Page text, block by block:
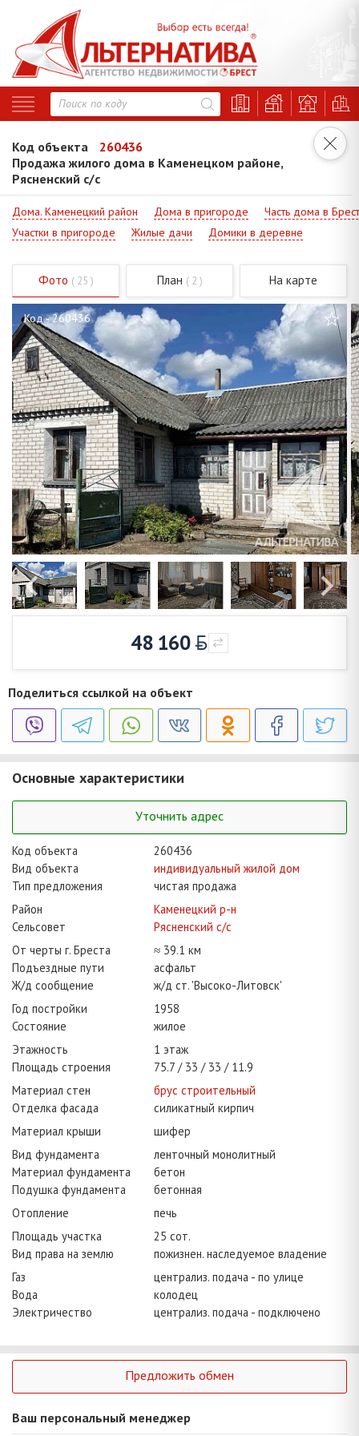
Код объекта
260436
Продажа жилого дома в Каменецком районе,
Рясненский с/с
Дома. Каменецкий район Дома в пригороде
Часть дома в
Участки в пригороде
Жилые дачи Домики в деревне
Фото ( 25 ) План ( 2 ) На карте
Код - 260436
48 160
Поделиться ссылкой на объект
Основные характеристики
Уточнить адрес
Код объекта
260436
Вид объекта
индивидуальный жилой дом
Тип предложения
чистая продажа
Район
Каменецкий р-н
Сельсовет
Рясненский с/с
От черты г. Бреста
≈ 39.1 км
Подъездные пути
асфальт
Ж/д сообщение
ж/д ст. 'Высоко-Литовск'
Год постройки
1958
Состояние
жилое
Этажность
1 этаж
Площадь строения
75.7 33 33
11.9
Материал стен
брус строительный
Отделка фасада
силикатный кирпич
Материал крыши
шифер
Вид фундамента
ленточный монолитный
Материал фундамента
бетон
Подушка фундамента
бетонная
Отопление
печь
Площадь участка
25 сот.
Вид права на землю
пожизнен. наследуемое владение
Газ
централиз. подача - по улице
Вода
колодец
Электричество
централиз. подача - подключено
Предложить обмен
Ваш персональный менеджер